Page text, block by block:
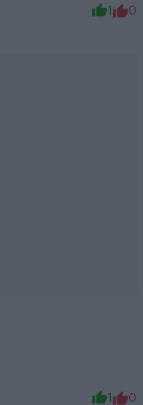
1 0
1 0